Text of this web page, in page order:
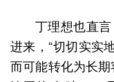
丁理想也直
进来，“切切实实
而可能转化为长